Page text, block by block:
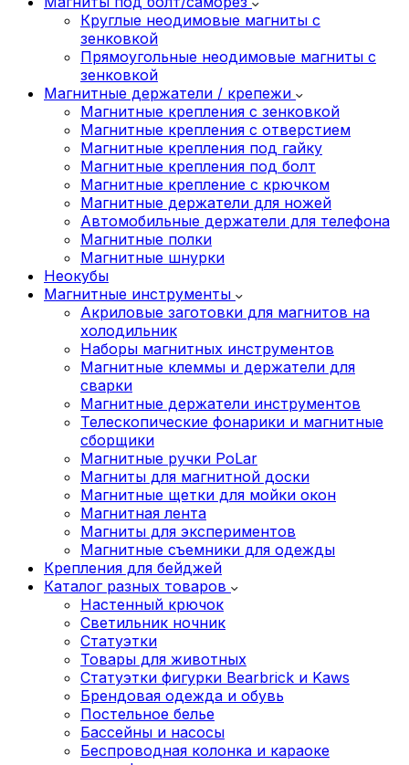
Круглые неодимовые магниты с
зенковкой
Прямоугольные неодимовые магниты с
зенковкой
Магнитные держатели / крепежи
Магнитные крепления с зенковкой
Магнитные крепления с отверстием
Магнитные крепления под гайку
Магнитные крепления под болт
Магнитные крепление с крючком
Магнитные держатели для ножей
Автомобильные держатели для телефона
Магнитные полки
Магнитные шнурки
Неокубы
Магнитные инструменты
Акриловые заготовки для магнитов на
холодильник
Наборы магнитных инструментов
Магнитные клеммы и держатели для
сварки
Магнитные держатели инструментов
Телескопические фонарики и магнитные
сборщики
Магнитные ручки PoLar
Магниты для магнитной доски
Магнитные щетки для мойки окон
Магнитная лента
Магниты для экспериментов
Магнитные съемники для одежды
Крепления для бейджей
Каталог разных товаров
Настенный крючок
Светильник ночник
Статуэтки
Товары для животных
Статуэтки фигурки Bearbrick и Kaws
Брендовая одежда и обувь
Постельное белье
Бассейны и насосы
Беспроводная колонка и караоке